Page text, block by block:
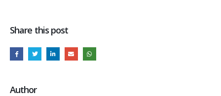
Share this post
Author